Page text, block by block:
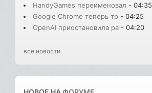
HandyGames переименовал - 04:35
Google Chrome теперь тр - 04:25
OpenAI приостановила ра - 04:20
все новости